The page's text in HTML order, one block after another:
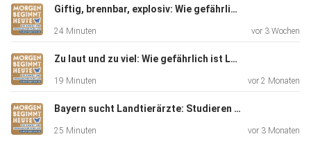
der Eisbach im Nationalpark Berchtesgaden spielen.
Wasser birgt
allerdings auch Gefahren, deshalb schauen wir uns in
Regensburg ein
einzigartiges Hochwasserschutzprojekt an.
Giftig, brennbar, explosiv: Wie gefährliche Abfälle entsorgt werden
24 Minuten vor 3 Wochen
Zu laut und zu viel: Wie gefährlich ist Lärm und wie können wir uns schützen?
19 Minuten vor 2 Monaten
Bayern sucht Landtierärzte: Studieren ohne Einser-Abitur
25 Minuten vor 3 Monaten